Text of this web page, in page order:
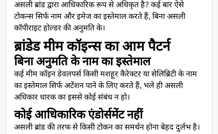
असली ब्रांड द्वारा आधिकारिक रूप से अधिकृत है? कई बार ऐसे
टोकन्स सिर्फ नाम और इमेज का इस्तेमाल करते हैं, बिना असली
कॉपीराइट होल्डर की अनुमति के।
ब्रांडेड मीम कॉइन्स का आम पैटर्न
बिना अनुमति के नाम का इस्तेमाल
कई मीम कॉइन डेवलपर्स किसी मशहूर कैरेक्टर या सेलिब्रिटी के नाम
का इस्तेमाल सिर्फ अटेंशन पाने के लिए करते हैं, भले ही असली
अधिकार धारक का इससे कोई संबंध न हो।
कोई आधिकारिक एंडोर्समेंट नहीं
असली ब्रांड की तरफ से किसी टोकन का समर्थन होना बेहद दुर्लभ है।